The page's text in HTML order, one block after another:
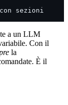
sezioni
a un LLM
Con il
la
È il